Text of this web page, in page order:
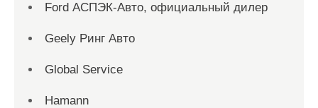
Ford АСПЭК-Авто, официальный дилер
Geely Ринг Авто
Global Service
Hamann